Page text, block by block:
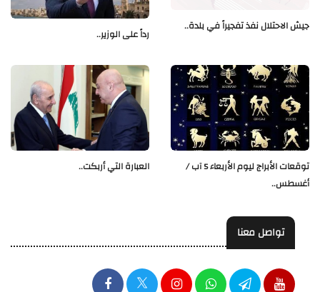
رداً على الوزير..
جيش الاحتلال نفذ تفجيراً في بلدة..
العبارة التي أربكت..
توقعات الأبراج ليوم الأربعاء 5 آب /
أغسطس..
تواصل معنا